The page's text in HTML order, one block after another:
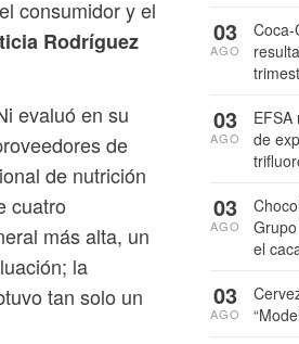
consumidor y el
Rodríguez
evaluó en su
de
de nutrición
cuatro
más alta, un
la
tan solo un
Coca-
03
AGO
EFSA
de
03
AGO
el
03
AGO
03
AGO